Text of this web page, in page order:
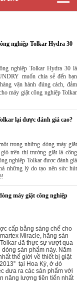
nghiệp Tolkar Hydra 30
nghiệp Tolkar Hydra 30 là
muốn chia sẻ đến bạn
vận hành đúng cách, đảm
máy giặt công nghiệp Tolkar
lại được đánh giá cao?
trong những dòng máy giặt
trên thị trường giặt là công
nghiệp Tolkar được đánh giá
những lý do tạo nên sức hút
máy giặt công nghiệp
cấp bằng sáng chế cho
Miracle, hãng sản
đã thực sự vượt qua
sản phẩm này. Năm
thế giới về thiết bị giặt
tại Hoa Kỳ, ở đó
đưa ra các sản phẩm với
năng lượng tiên tiến nhất